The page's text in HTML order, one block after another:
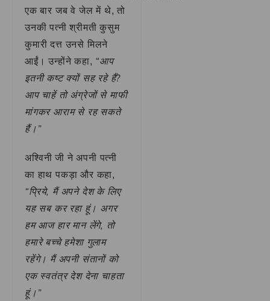
एक बार जब वे जेल में थे, तो
उनकी पत्नी श्रीमती कुसुम
कुमारी दत्त उनसे मिलने
आईं। उन्होंने कहा, “आप
इतनी कष्ट क्यों सह रहे हैं?
आप चाहें तो अंग्रेजों से माफी
मांगकर आराम से रह सकते
हैं।”
अश्विनी जी ने अपनी पत्नी
का हाथ पकड़ा और कहा,
“प्रिये, मैं अपने देश के लिए
यह सब कर रहा हूं। अगर
हम आज हार मान लेंगे, तो
हमारे बच्चे हमेशा गुलाम
रहेंगे। मैं अपनी संतानों को
एक स्वतंत्र देश देना चाहता
हूं।”